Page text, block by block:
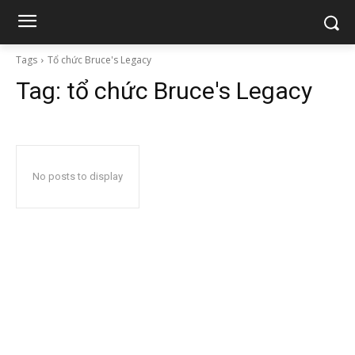
Tags Tổ chức Bruce's Legacy
Tag: tổ chức Bruce's Legacy
No posts to display